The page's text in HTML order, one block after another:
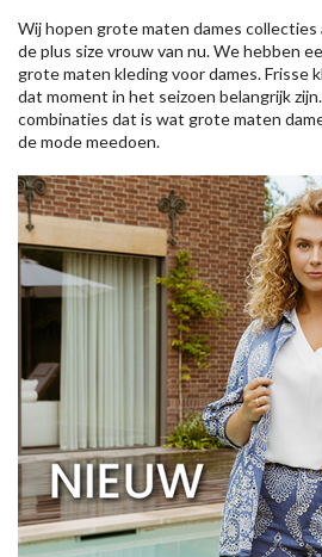
Wij hopen grote maten dames
de plus size vrouw van nu. We hebben
grote maten kleding voor dames. Frisse
dat moment in het seizoen belangrijk
combinaties dat is wat grote maten
de mode meedoen.